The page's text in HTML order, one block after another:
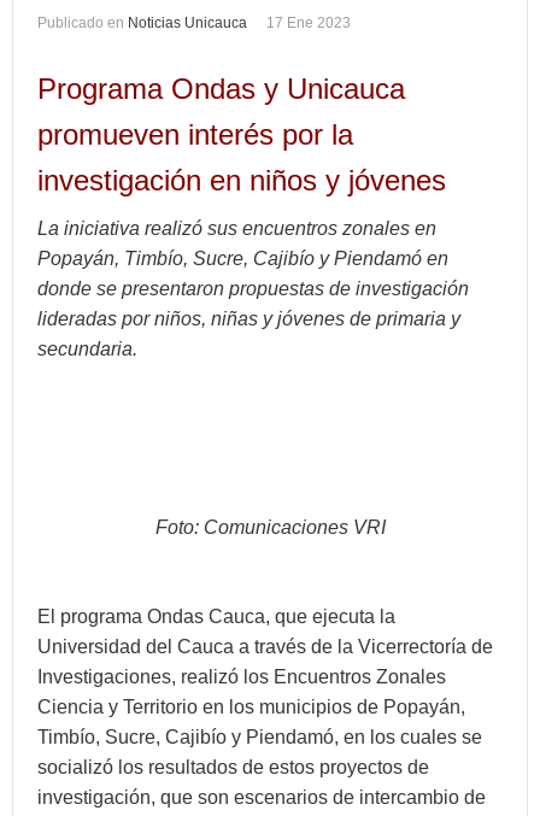
Publicado en Noticias Unicauca 17 Ene 2023
Programa Ondas y Unicauca
promueven interés por la
investigación en niños y jóvenes
La iniciativa realizó sus encuentros zonales en
Popayán, Timbío, Sucre, Cajibío y Piendamó en
donde se presentaron propuestas de investigación
lideradas por niños, niñas y jóvenes de primaria y
secundaria.
Foto: Comunicaciones VRI
El programa Ondas Cauca, que ejecuta la
Universidad del Cauca a través de la Vicerrectoría de
Investigaciones, realizó los Encuentros Zonales
Ciencia y Territorio en los municipios de Popayán,
Timbío, Sucre, Cajibío y Piendamó, en los cuales se
socializó los resultados de estos proyectos de
investigación, que son escenarios de intercambio de